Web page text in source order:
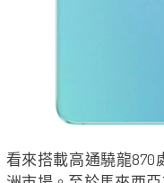
看來搭載高通驍龍870